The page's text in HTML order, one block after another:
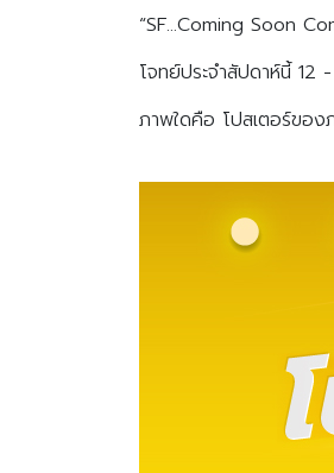
“SF…Coming Soon
โจทย์ประจำสัปดาห์นี้
ภาพใดคือ โปสเตอร์ของ